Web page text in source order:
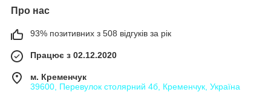
Про нас
93% позитивних з 508 відгуків за рік
Працює з 02.12.2020
м. Кременчук
39600, Перевулок столярний 4б, Кременчук, Україна